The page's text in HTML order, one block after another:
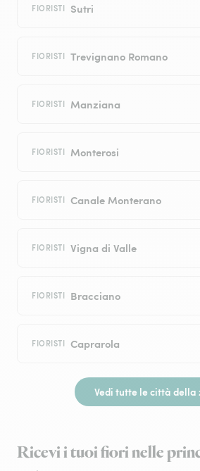
FIORISTI Sutri
FIORISTI Trevignano Romano
FIORISTI Manziana
FIORISTI Monterosi
FIORISTI Canale Monterano
FIORISTI Vigna di Valle
FIORISTI Bracciano
FIORISTI Caprarola
Vedi tutte le città della
Ricevi i tuoi fiori nelle